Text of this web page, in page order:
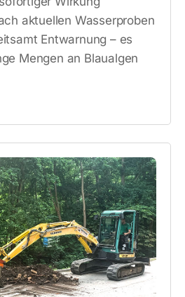
aktuellen Wasserproben
Entwarnung – es
Mengen an Blaualgen